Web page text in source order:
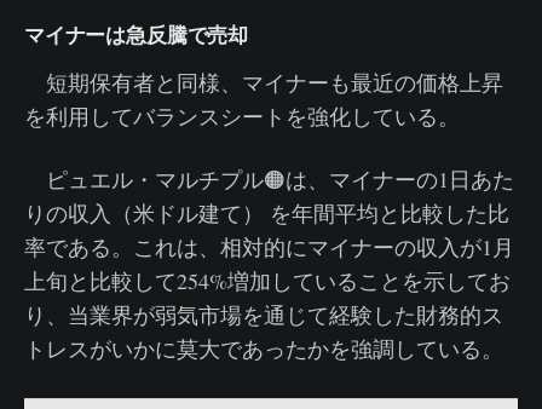
マイナーは急反騰で売却
短期保有者と同様、マイナーも最近の価格上昇
を利用してバランスシートを強化している。
ピュエル・マルチプル🟠は、マイナーの1日あた
りの収入（米ドル建て） を年間平均と比較した比
率である。これは、相対的にマイナーの収入が1月
上旬と比較して254%増加していることを示してお
り、当業界が弱気市場を通じて経験した財務的ス
トレスがいかに莫大であったかを強調している。